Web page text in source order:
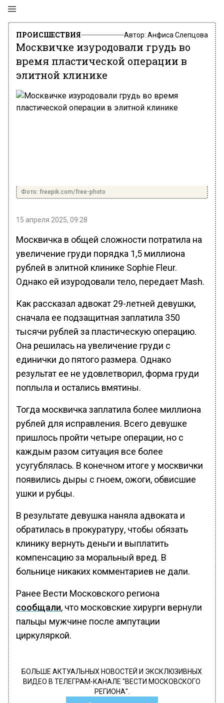
ПРОИСШЕСТВИЯ Автор: Анфиса Слепцова
Москвичке изуродовали грудь во
время пластической операции в
элитной клинике
Фото: freepik.com/free-photo
15 апреля 2025, 09:28
Москвичка в общей сложности потратила на
увеличение груди порядка 1,5 миллиона
рублей в элитной клинике Sophie Fleur.
Однако ей изуродовали тело, передает Mash.
Как рассказал адвокат 29-летней девушки,
сначала ее подзащитная заплатила 350
тысячи рублей за пластическую операцию.
Она решилась на увеличение груди с
единички до пятого размера. Однако
результат ее не удовлетворил, форма груди
поплыла и остались вмятины.
Тогда москвичка заплатила более миллиона
рублей для исправления. Всего девушке
пришлось пройти четыре операции, но с
каждым разом ситуация все более
усугублялась. В конечном итоге у москвички
появились дыры с гноем, ожоги, обвисшие
ушки и рубцы.
В результате девушка наняла адвоката и
обратилась в прокуратуру, чтобы обязать
клинику вернуть деньги и выплатить
компенсацию за моральный вред. В
больнице никаких комментариев не дали.
Ранее Вести Московского региона
сообщали, что московские хирурги вернули
пальцы мужчине после ампутации
циркуляркой.
БОЛЬШЕ АКТУАЛЬНЫХ НОВОСТЕЙ И ЭКСКЛЮЗИВНЫХ
ВИДЕО В ТЕЛЕГРАМ-КАНАЛЕ "ВЕСТИ МОСКОВСКОГО
РЕГИОНА".